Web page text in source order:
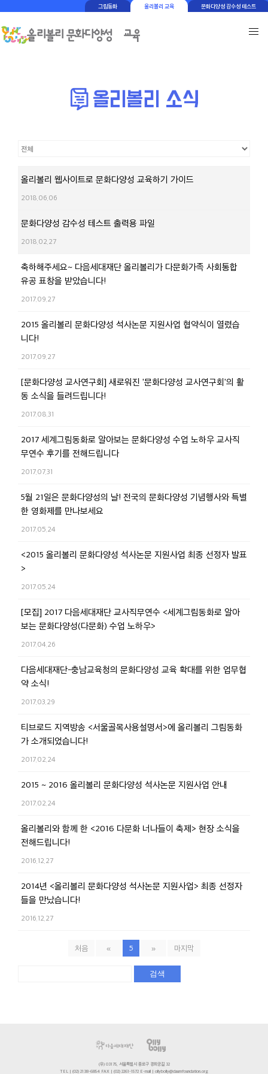
그림동화 올리볼리 교육 문화다양성 감수성 테스트
올리볼리 웹사이트로 문화다양성 교육하기 가이드
2018.06.06
문화다양성 감수성 테스트 출력용 파일
2018.02.27
축하해주세요~ 다음세대재단 올리볼리가 다문화가족 사회통합
유공 표창을 받았습니다!
2017.09.27
2015 올리볼리 문화다양성 석사논문 지원사업 협약식이 열렸습
니다!
2017.09.27
[문화다양성 교사연구회] 새로워진 '문화다양성 교사연구회'의 활
동 소식을 들려드립니다!
2017.08.31
2017 세계그림동화로 알아보는 문화다양성 수업 노하우 교사직
무연수 후기를 전해드립니다
2017.07.31
5월 21일은 문화다양성의 날! 전국의 문화다양성 기념행사와 특별
한 영화제를 만나보세요
2017.05.24
<2015 올리볼리 문화다양성 석사논문 지원사업 최종 선정자 발표
>
2017.05.24
[모집] 2017 다음세대재단 교사직무연수 <세계그림동화로 알아
보는 문화다양성(다문화) 수업 노하우>
2017.04.26
다음세대재단-충남교육청의 문화다양성 교육 확대를 위한 업무협
약 소식!
2017.03.29
티브로드 지역방송 <서울골목사용설명서>에 올리볼리 그림동화
가 소개되었습니다!
2017.02.24
2015 ~ 2016 올리볼리 문화다양성 석사논문 지원사업 안내
2017.02.24
올리볼리와 함께 한 <2016 다문화 너나들이 축제> 현장 소식을
전해드립니다!
2016.12.27
2014년 <올리볼리 문화다양성 석사논문 지원사업> 최종 선정자
들을 만났습니다!
2016.12.27
처음 « 5 » 마지막
검색
(우) 03175, 서울특별시 종로구 경희궁길 32
TEL | (02) 2138-6854 FAX | (02) 2261-1572 E-mail | ollybolly@daumfoundation.org